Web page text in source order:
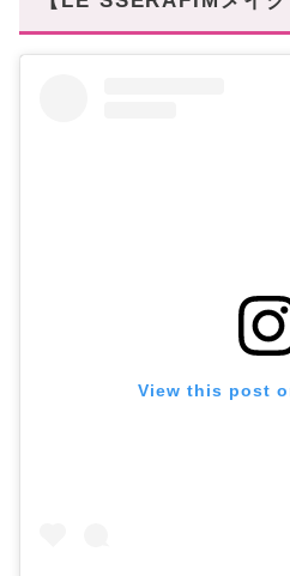
View this post